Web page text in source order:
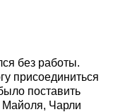
без работы.
присоединиться
поставить
Майоля, Чарли